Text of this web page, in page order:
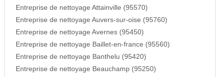
Entreprise de nettoyage Attainville (95570)
Entreprise de nettoyage Auvers-sur-oise (95760)
Entreprise de nettoyage Avernes (95450)
Entreprise de nettoyage Baillet-en-france (95560)
Entreprise de nettoyage Banthelu (95420)
Entreprise de nettoyage Beauchamp (95250)